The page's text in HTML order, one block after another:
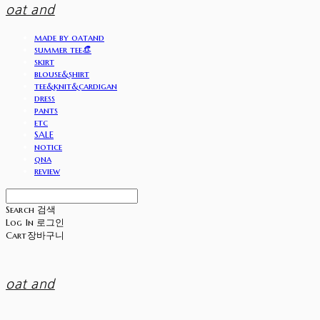
oat and
made by oatand
summer tee👒
skirt
blouse&shirt
tee&knit&cardigan
dress
pants
etc
SALE
notice
qna
review
Search 검색
Log In 로그인
Cart장바구니
oat and